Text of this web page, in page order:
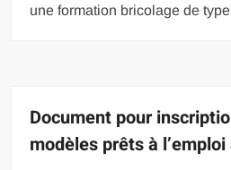
une formation bricolage de
Document pour
modèles prêts à